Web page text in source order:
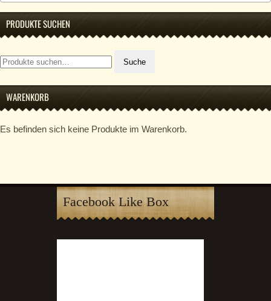
PRODUKTE SUCHEN
Suche
nach:
Suche
WARENKORB
Es befinden sich keine Produkte im Warenkorb.
Facebook Like Box